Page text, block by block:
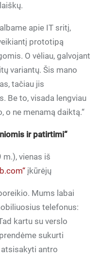
apie IT sritį,
prototipą
O vėliau, galvojant
variantų. Šis mano
tačiau jis
Be to, visada lengviau
o ne menamą daiktą.“
ir patirtimi“
vienas iš
įkūrėjų
Mums labai
telefonus:
kartu su verslo
sukurti
antro